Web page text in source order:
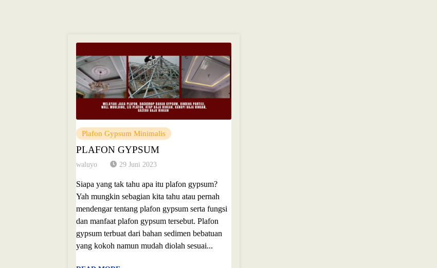
Plafon Gypsum Minimalis
PLAFON GYPSUM
waluyo 29 Juni 2023
Siapa yang tak tahu apa itu plafon gypsum?
Yah mungkin sebagian kita tahu atau pernah
mendengar tentang plafon gypsum serta fungsi
dan manfaat plafon gypsum tersebut. Plafon
gypsum terbuat dari bahan sedimen bebatuan
yang kokoh namun mudah diolah sesuai...